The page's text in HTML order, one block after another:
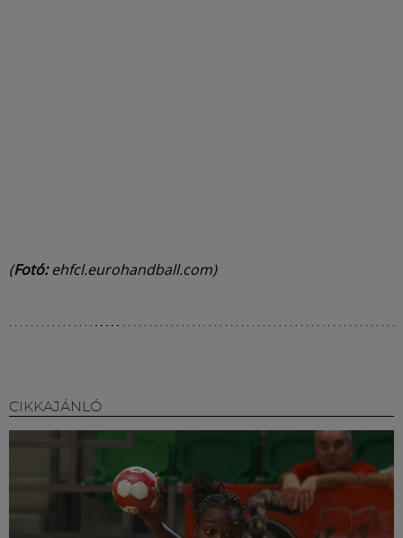
(Fotó:ehfcl.eurohandball.com)
CIKKAJÁNLÓ